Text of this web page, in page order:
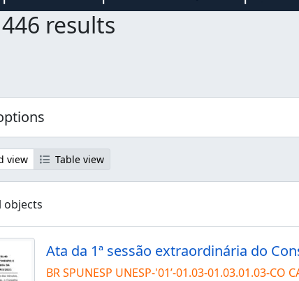
results
view Table view
objects
BR SPUNESP UNESP-'01’-01.03-01.03.01.03-CO